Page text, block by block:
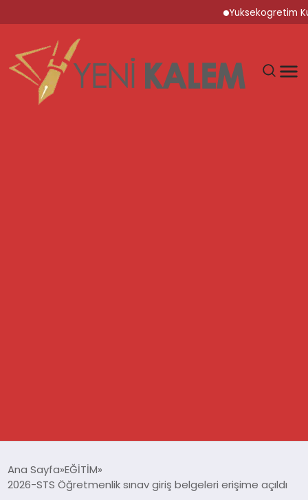
Yuksekogretim
Ana Sayfa EĞİTİM
2026-STS Öğretmenlik sınav giriş belgeleri erişime açıldı